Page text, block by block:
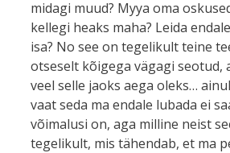
midagi muud? Myya oma
kellegi heaks maha? Leida
isa? No see on tegelikult teine
otseselt kõigega vägagi seotud,
veel selle jaoks aega oleks…
vaat seda ma endale lubada ei
võimalusi on, aga milline neist
tegelikult, mis tähendab, et ma